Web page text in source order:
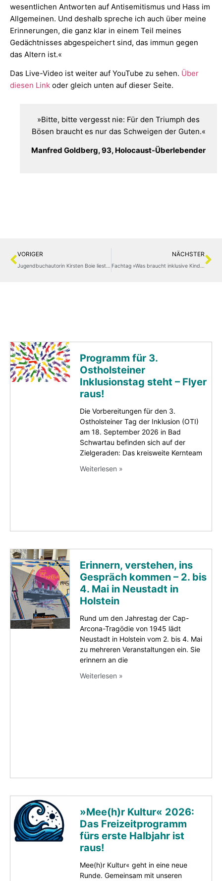
wesentlichen Antworten auf Antisemitismus und Hass im
Allgemeinen. Und deshalb spreche ich auch über meine
Erinnerungen, die ganz klar in einem Teil meines
Gedächtnisses abgespeichert sind, das immun gegen
das Altern ist.«
Das Live-Video ist weiter auf YouTube zu sehen. Über
diesen Link oder gleich unten auf dieser Seite.
»Bitte, bitte vergesst nie: Für den Triumph des
Bösen braucht es nur das Schweigen der Guten.«
Manfred Goldberg, 93, Holocaust-Überlebender
VORIGER
Jugendbuchautorin Kirsten Boie liest auf Neustädter Markplatz
NÄCHSTER
Fachtag »Was braucht inklusive Kinder- und Jugendarbeit?«
Programm für 3.
Ostholsteiner
Inklusionstag steht – Flyer
raus!
Die Vorbereitungen für den 3.
Ostholsteiner Tag der Inklusion (OTI)
am 18. September 2026 in Bad
Schwartau befinden sich auf der
Zielgeraden: Das kreisweite Kernteam
Weiterlesen »
Erinnern, verstehen, ins
Gespräch kommen – 2. bis
4. Mai in Neustadt in
Holstein
Rund um den Jahrestag der Cap-
Arcona-Tragödie von 1945 lädt
Neustadt in Holstein vom 2. bis 4. Mai
zu mehreren Veranstaltungen ein. Sie
erinnern an die
Weiterlesen »
»Mee(h)r Kultur« 2026:
Das Freizeitprogramm
fürs erste Halbjahr ist
raus!
Mee(h)r Kultur« geht in eine neue
Runde. Gemeinsam mit unseren